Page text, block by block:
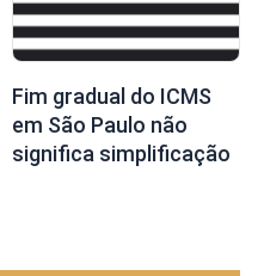
Fim gradual do ICMS
em São Paulo não
significa simplificação